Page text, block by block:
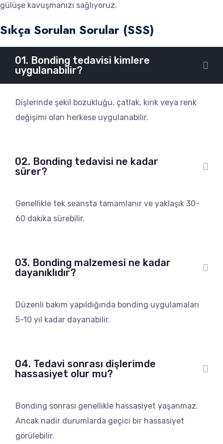
gülüşe kavuşmanızı sağlıyoruz.
Sıkça Sorulan Sorular (SSS)
01. Bonding tedavisi kimlere
uygulanabilir?
Dişlerinde şekil bozukluğu, çatlak, kırık veya renk
değişimi olan herkese uygulanabilir.
02. Bonding tedavisi ne kadar
sürer?
Genellikle tek seansta tamamlanır ve yaklaşık 30-
60 dakika sürebilir.
03. Bonding malzemesi ne kadar
dayanıklıdır?
Düzenli bakım yapıldığında bonding uygulamaları
5-10 yıl kadar dayanabilir.
04. Tedavi sonrası dişlerimde
hassasiyet olur mu?
Bonding sonrası genellikle hassasiyet yaşanmaz.
Ancak nadir durumlarda geçici bir hassasiyet
görülebilir.